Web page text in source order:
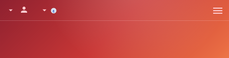
menu
arrow_drop_down
person
arrow_drop_down